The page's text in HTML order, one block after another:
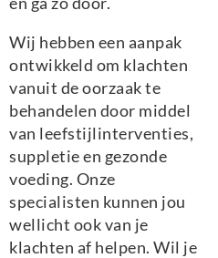
Wij hebben een aanpak
ontwikkeld om klachten
vanuit de oorzaak te
behandelen door middel
van leefstijlinterventies,
suppletie en gezonde
voeding. Onze
specialisten kunnen jou
wellicht ook van je
klachten af helpen. Wil je